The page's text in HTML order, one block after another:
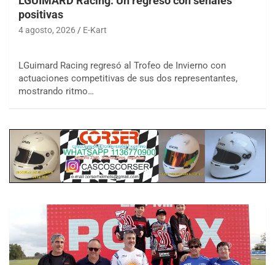
positivas
4 agosto, 2026 E-Kart
LGuimard Racing regresó al Trofeo de Invierno con
actuaciones competitivas de sus dos representantes,
mostrando ritmo…